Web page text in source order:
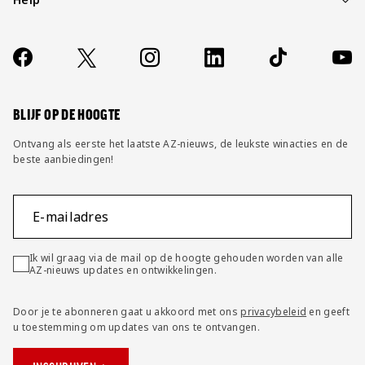
Contact
FAQ
Socials
https://www.facebook.com/AZAlkmaar
X Instagram LinkedIn TikTok
BLIJF OP DE HOOGTE
Ontvang als eerste het laatste AZ-nieuws, de leukste winacties en de
beste aanbiedingen!
E-mailadres
Ik wil graag via de mail op de hoogte gehouden worden van alle
AZ-nieuws updates en ontwikkelingen.
Door je te abonneren gaat u akkoord met onsprivacybeleid en geeft
u toestemming om updates van ons te ontvangen.